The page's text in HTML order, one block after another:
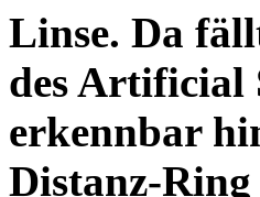
Linse. Da
des Artificial
erkennbar
Distanz-